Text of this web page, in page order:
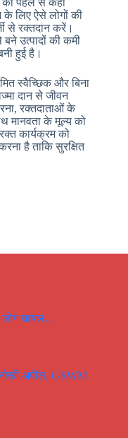
को पहले से कहीं
के लिए ऐसे लोगों की
से रक्तदान करें।
उत्पादों की कमी
हुई है।
स्वैच्छिक और बिना
दान से जीवन
रक्तदाताओं के
मानवता के मूल्य को
कार्यक्रम को
है ताकि सुरक्षित
लोग घायल…
अपील, GRWM